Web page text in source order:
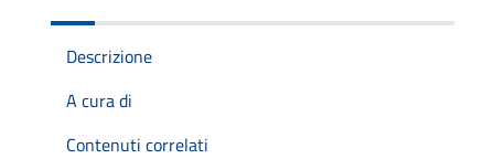
Descrizione
A cura di
Contenuti correlati